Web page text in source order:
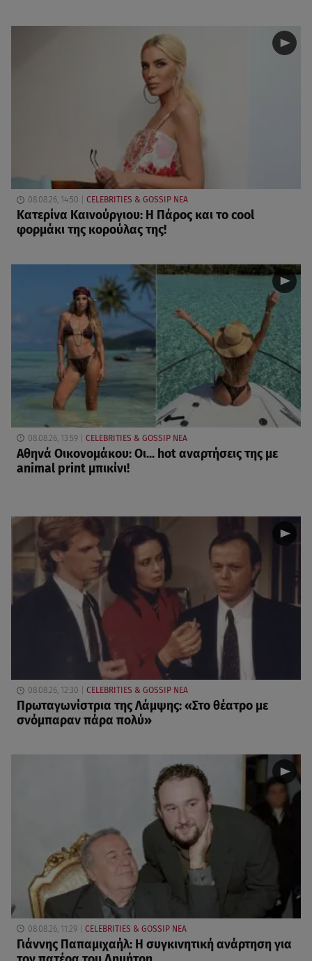
08.08.26, 14:50 CELEBRITIES & GOSSIP ΝΕΑ
Κατερίνα Καινούργιου: Η Πάρος και το cool
φορμάκι της κορούλας της!
08.08.26, 13:59 CELEBRITIES & GOSSIP ΝΕΑ
Αθηνά Οικονομάκου: Οι... hot αναρτήσεις της με
animal print μπικίνι!
08.08.26, 12:30 CELEBRITIES & GOSSIP ΝΕΑ
Πρωταγωνίστρια της Λάμψης: «Στο θέατρο με
σνόμπαραν πάρα πολύ»
08.08.26, 11:29 CELEBRITIES & GOSSIP ΝΕΑ
Γιάννης Παπαμιχαήλ: Η συγκινητική ανάρτηση για